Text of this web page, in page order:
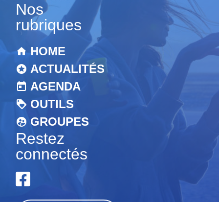
Nos
rubriques
HOME
ACTUALITÉS
AGENDA
OUTILS
GROUPES
Restez
connectés